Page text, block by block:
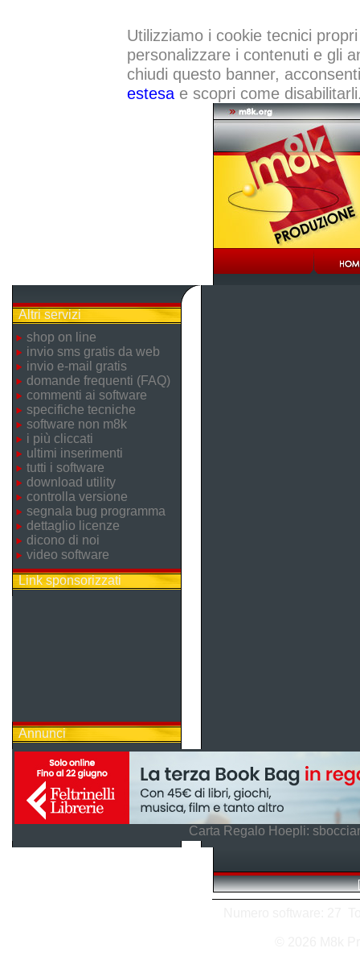
Utilizziamo i cookie tecnici
personalizzare i contenuti e gli
chiudi questo banner,
estesae scopri come
Altri servizi
shop on line
invio sms gratis da web
invio e-mail gratis
domande frequenti (FAQ)
commenti ai software
specifiche tecniche
software non m8k
i più cliccati
ultimi inserimenti
tutti i software
download utility
controlla versione
segnala bug programma
dettaglio licenze
dicono di noi
video software
Link sponsorizzati
Annunci
Carta Regalo Hoepli:
[